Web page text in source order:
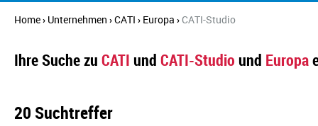
Home› Unternehmen ›CATI › Europa ›CATI-Studio
Ihre Suche zu CATI und CATI-Studio und Europa
20 Suchtreffer